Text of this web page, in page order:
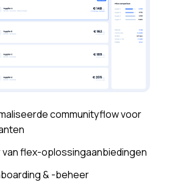
communityflow voor
flex-oplossingaanbiedingen
& -beheer